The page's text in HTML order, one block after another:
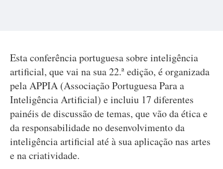
Esta conferência portuguesa sobre inteligência
artificial, que vai na sua 22.ª edição, é organizada
pela APPIA (Associação Portuguesa Para a
Inteligência Artificial) e incluiu 17 diferentes
painéis de discussão de temas, que vão da ética e
da responsabilidade no desenvolvimento da
inteligência artificial até à sua aplicação nas artes
e na criatividade.